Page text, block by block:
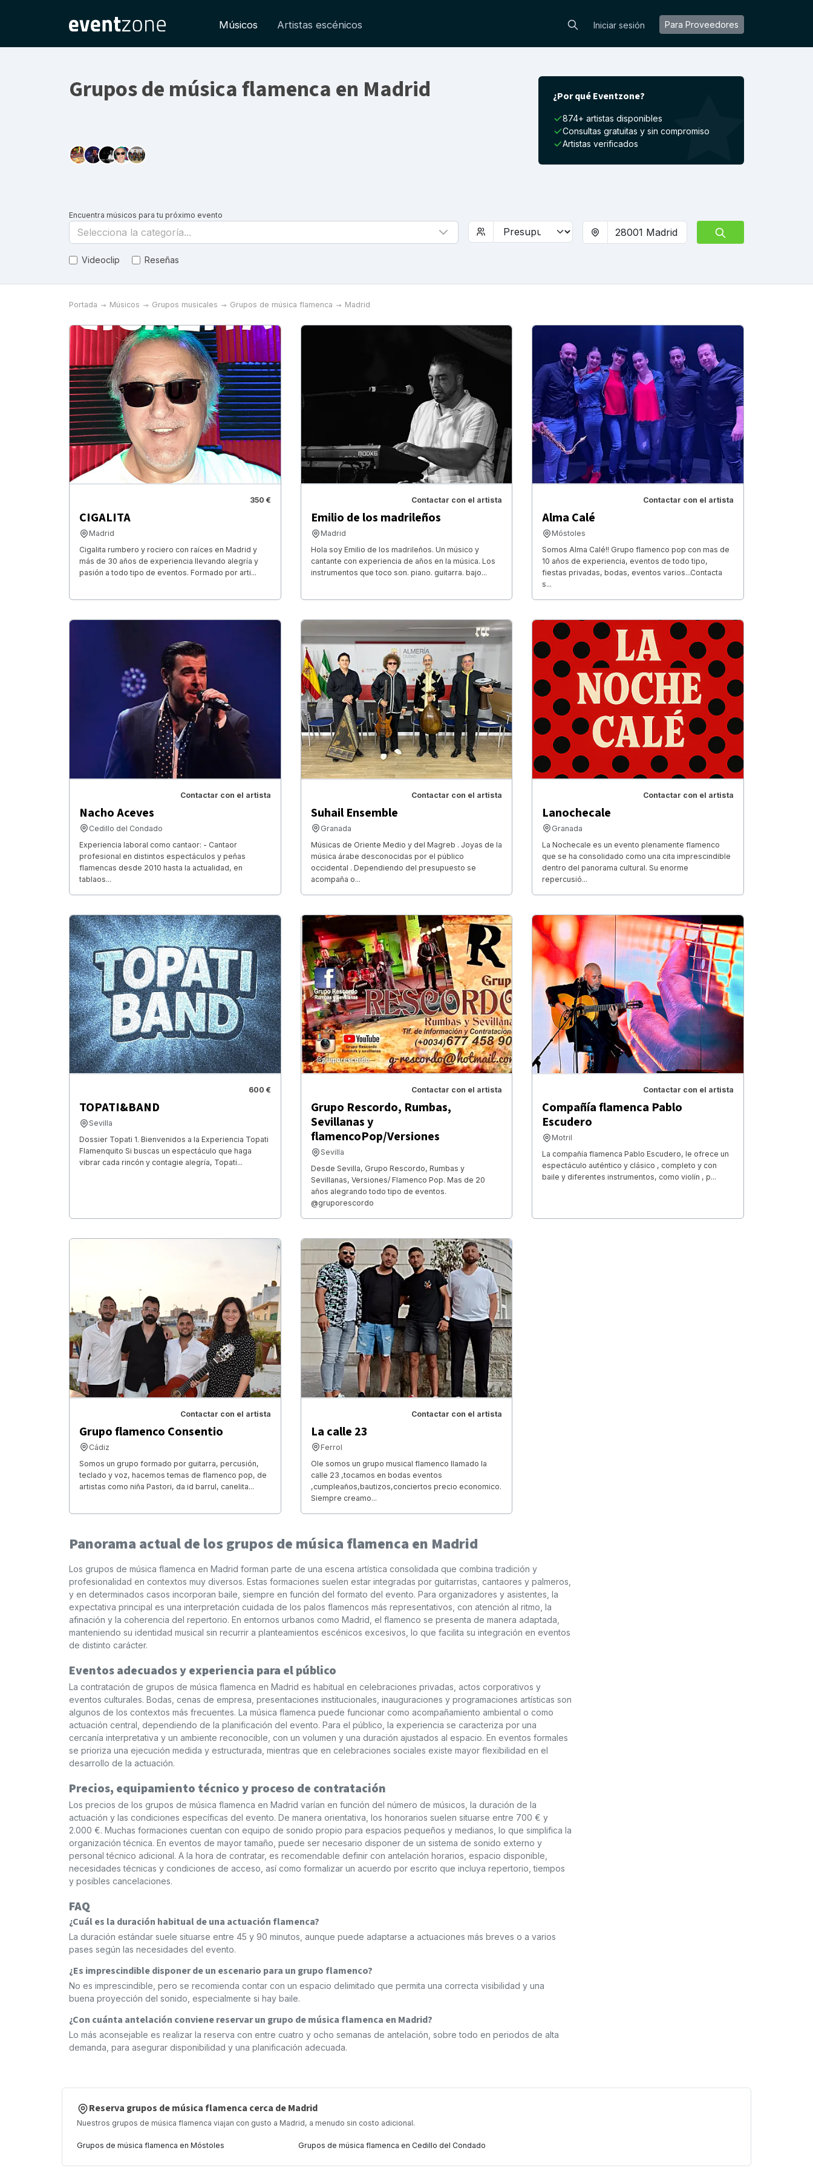
Músicos Artistas escénicos Iniciar sesión Para Proveedores
Grupos de música flamenca en Madrid ¿Por qué Eventzone?
874+ artistas disponibles
Consultas gratuitas y sin compromiso
Artistas verificados
Encuentra músicos para tu próximo evento
Selecciona la categoría...
Videoclip Reseñas
Portada Músicos Grupos musicales Grupos de música flamenca Madrid
350 €
CIGALITA
Madrid
Cigalita rumbero y rociero con raíces en Madrid y
más de 30 años de experiencia llevando alegría y
pasión a todo tipo de eventos. Formado por arti...
Contactar con el artista
Emilio de los madrileños
Madrid
Hola soy Emilio de los madrileños. Un músico y
cantante con experiencia de años en la música. Los
instrumentos que toco son. piano. guitarra. bajo...
Contactar con el artista
Alma Calé
Móstoles
Somos Alma Calé!! Grupo flamenco pop con mas de
10 años de experiencia, eventos de todo tipo,
fiestas privadas, bodas, eventos varios...Contacta
s...
Contactar con el artista
Nacho Aceves
Cedillo del Condado
Experiencia laboral como cantaor: - Cantaor
profesional en distintos espectáculos y peñas
flamencas desde 2010 hasta la actualidad, en
tablaos...
Contactar con el artista
Suhail Ensemble
Granada
Músicas de Oriente Medio y del Magreb . Joyas de la
música árabe desconocidas por el público
occidental . Dependiendo del presupuesto se
acompaña o...
Contactar con el artista
Lanochecale
Granada
La Nochecale es un evento plenamente flamenco
que se ha consolidado como una cita imprescindible
dentro del panorama cultural. Su enorme
repercusió...
600 €
TOPATI&BAND
Sevilla
Dossier Topati 1. Bienvenidos a la Experiencia Topati
Flamenquito Si buscas un espectáculo que haga
vibrar cada rincón y contagie alegría, Topati...
Contactar con el artista
Grupo Rescordo, Rumbas,
Sevillanas y
flamencoPop/Versiones
Sevilla
Desde Sevilla, Grupo Rescordo, Rumbas y
Sevillanas, Versiones/ Flamenco Pop. Mas de 20
años alegrando todo tipo de eventos.
@gruporescordo
Contactar con el artista
Compañía flamenca Pablo
Escudero
Motril
La compañía flamenca Pablo Escudero, le ofrece un
espectáculo auténtico y clásico , completo y con
baile y diferentes instrumentos, como violín , p...
Contactar con el artista
Grupo flamenco Consentio
Cádiz
Somos un grupo formado por guitarra, percusión,
teclado y voz, hacemos temas de flamenco pop, de
artistas como niña Pastori, da id barrul, canelita...
Contactar con el artista
La calle 23
Ferrol
Ole somos un grupo musical flamenco llamado la
calle 23 ,tocamos en bodas eventos
,cumpleaños,bautizos,conciertos precio economico.
Siempre creamo...
Panorama actual de los grupos de música flamenca en Madrid
Los grupos de música flamenca en Madrid forman parte de una escena artística consolidada que combina tradición y
profesionalidad en contextos muy diversos. Estas formaciones suelen estar integradas por guitarristas, cantaores y palmeros,
y en determinados casos incorporan baile, siempre en función del formato del evento. Para organizadores y asistentes, la
expectativa principal es una interpretación cuidada de los palos flamencos más representativos, con atención al ritmo, la
afinación y la coherencia del repertorio. En entornos urbanos como Madrid, el flamenco se presenta de manera adaptada,
manteniendo su identidad musical sin recurrir a planteamientos escénicos excesivos, lo que facilita su integración en eventos
de distinto carácter.
Eventos adecuados y experiencia para el público
La contratación de grupos de música flamenca en Madrid es habitual en celebraciones privadas, actos corporativos y
eventos culturales. Bodas, cenas de empresa, presentaciones institucionales, inauguraciones y programaciones artísticas son
algunos de los contextos más frecuentes. La música flamenca puede funcionar como acompañamiento ambiental o como
actuación central, dependiendo de la planificación del evento. Para el público, la experiencia se caracteriza por una
cercanía interpretativa y un ambiente reconocible, con un volumen y una duración ajustados al espacio. En eventos formales
se prioriza una ejecución medida y estructurada, mientras que en celebraciones sociales existe mayor flexibilidad en el
desarrollo de la actuación.
Precios, equipamiento técnico y proceso de contratación
Los precios de los grupos de música flamenca en Madrid varían en función del número de músicos, la duración de la
actuación y las condiciones específicas del evento. De manera orientativa, los honorarios suelen situarse entre 700 € y
2.000 €. Muchas formaciones cuentan con equipo de sonido propio para espacios pequeños y medianos, lo que simplifica la
organización técnica. En eventos de mayor tamaño, puede ser necesario disponer de un sistema de sonido externo y
personal técnico adicional. A la hora de contratar, es recomendable definir con antelación horarios, espacio disponible,
necesidades técnicas y condiciones de acceso, así como formalizar un acuerdo por escrito que incluya repertorio, tiempos
y posibles cancelaciones.
FAQ
¿Cuál es la duración habitual de una actuación flamenca?
La duración estándar suele situarse entre 45 y 90 minutos, aunque puede adaptarse a actuaciones más breves o a varios
pases según las necesidades del evento.
¿Es imprescindible disponer de un escenario para un grupo flamenco?
No es imprescindible, pero se recomienda contar con un espacio delimitado que permita una correcta visibilidad y una
buena proyección del sonido, especialmente si hay baile.
¿Con cuánta antelación conviene reservar un grupo de música flamenca en Madrid?
Lo más aconsejable es realizar la reserva con entre cuatro y ocho semanas de antelación, sobre todo en periodos de alta
demanda, para asegurar disponibilidad y una planificación adecuada.
Reserva grupos de música flamenca cerca de Madrid
Nuestros grupos de música flamenca viajan con gusto a Madrid, a menudo sin costo adicional.
Grupos de música flamenca en Móstoles Grupos de música flamenca en Cedillo del Condado